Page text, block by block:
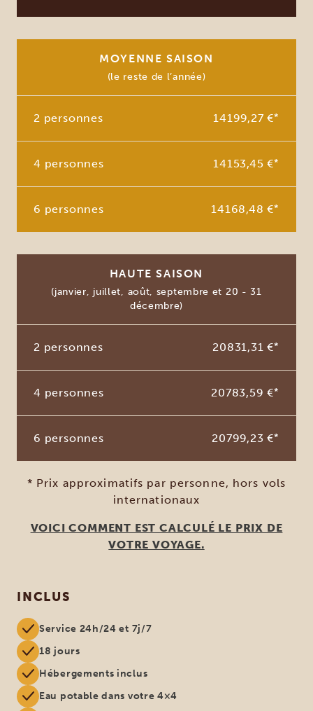
MOYENNE SAISON
(le reste de l’année)
2 personnes 14199,27 €*
4 personnes 14153,45 €*
6 personnes 14168,48 €*
HAUTE SAISON
(janvier, juillet, août, septembre et 20 - 31
décembre)
2 personnes 20831,31 €*
4 personnes 20783,59 €*
6 personnes 20799,23 €*
* Prix approximatifs par personne, hors vols
internationaux
VOICI COMMENT EST CALCULÉ LE PRIX DE
VOTRE VOYAGE.
INCLUS
Service 24h/24 et 7j/7
18 jours
Hébergements inclus
Eau potable dans votre 4×4